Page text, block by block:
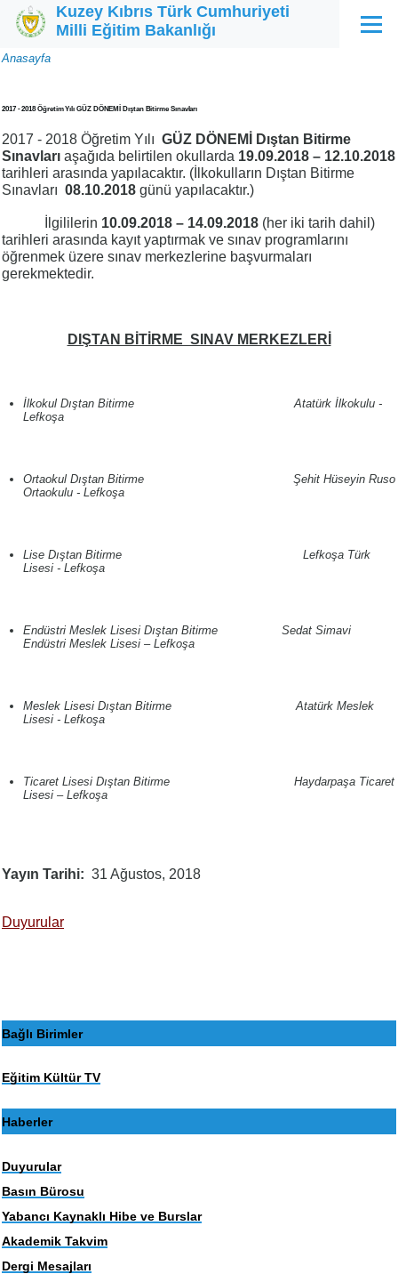
Ana içeriğe atla
Kuzey Kıbrıs Türk Cumhuriyeti
Milli Eğitim Bakanlığı
Menü
Sayfa
Anasayfa
2017 - 2018 Öğretim Yılı GÜZ DÖNEMİ Dıştan Bitirme Sınavları
2017 - 2018 Öğretim Yılı GÜZ DÖNEMİ Dıştan Bitirme
Sınavları aşağıda belirtilen okullarda 19.09.2018 – 12.10.2018
tarihleri arasında yapılacaktır. (İlkokulların Dıştan Bitirme
Sınavları 08.10.2018 günü yapılacaktır.)
İlgililerin 10.09.2018 – 14.09.2018 (her iki tarih dahil)
tarihleri arasında kayıt yaptırmak ve sınav programlarını
öğrenmek üzere sınav merkezlerine başvurmaları
gerekmektedir.
DIŞTAN BİTİRME SINAV MERKEZLERİ
İlkokul Dıştan Bitirme Atatürk İlkokulu -
Lefkoşa
Ortaokul Dıştan Bitirme Şehit Hüseyin Ruso
Ortaokulu - Lefkoşa
Lise Dıştan Bitirme Lefkoşa Türk
Lisesi - Lefkoşa
Endüstri Meslek Lisesi Dıştan Bitirme Sedat Simavi
Endüstri Meslek Lisesi – Lefkoşa
Meslek Lisesi Dıştan Bitirme Atatürk Meslek
Lisesi - Lefkoşa
Ticaret Lisesi Dıştan Bitirme Haydarpaşa Ticaret
Lisesi – Lefkoşa
Yayın Tarihi 31 Ağustos, 2018
Duyurular
Bağlı Birimler
Eğitim Kültür TV
Haberler
Duyurular
Basın Bürosu
Yabancı Kaynaklı Hibe ve Burslar
Akademik Takvim
Dergi Mesajları